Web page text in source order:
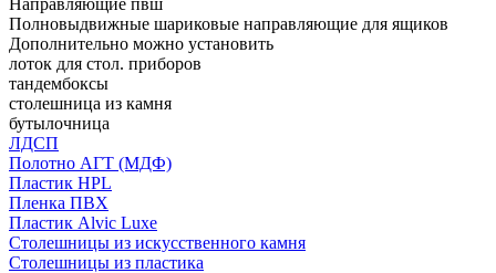
Полновыдвижные шариковые направляющие для ящиков
Дополнительно можно установить
лоток для стол. приборов
тандембоксы
столешница из камня
бутылочница
ЛДСП
Полотно АГТ (МДФ)
Пластик HPL
Пленка ПВХ
Пластик Alvic Luxe
Столешницы из искусственного камня
Столешницы из пластика